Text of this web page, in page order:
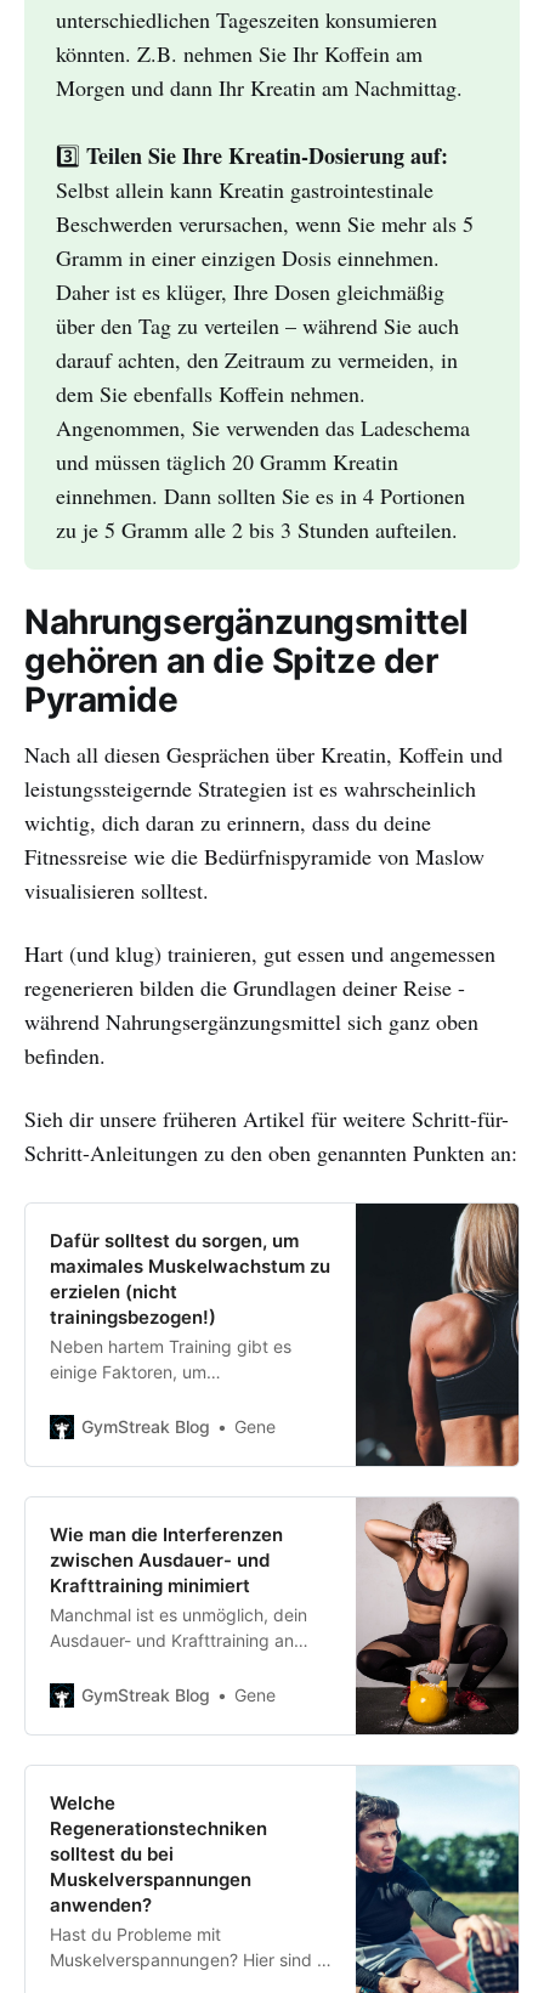
unterschiedlichen Tageszeiten konsumieren
könnten. Z.B. nehmen Sie Ihr Koffein am
Morgen und dann Ihr Kreatin am Nachmittag.
3️⃣ Teilen Sie Ihre Kreatin-Dosierung auf:
Selbst allein kann Kreatin gastrointestinale
Beschwerden verursachen, wenn Sie mehr als 5
Gramm in einer einzigen Dosis einnehmen.
Daher ist es klüger, Ihre Dosen gleichmäßig
über den Tag zu verteilen – während Sie auch
darauf achten, den Zeitraum zu vermeiden, in
dem Sie ebenfalls Koffein nehmen.
Angenommen, Sie verwenden das Ladeschema
und müssen täglich 20 Gramm Kreatin
einnehmen. Dann sollten Sie es in 4 Portionen
zu je 5 Gramm alle 2 bis 3 Stunden aufteilen.
Nahrungsergänzungsmittel
gehören an die Spitze der
Pyramide
Nach all diesen Gesprächen über Kreatin, Koffein und
leistungssteigernde Strategien ist es wahrscheinlich
wichtig, dich daran zu erinnern, dass du deine
Fitnessreise wie die Bedürfnispyramide von Maslow
visualisieren solltest.
Hart (und klug) trainieren, gut essen und angemessen
regenerieren bilden die Grundlagen deiner Reise -
während Nahrungsergänzungsmittel sich ganz oben
befinden.
Sieh dir unsere früheren Artikel für weitere Schritt-für-
Schritt-Anleitungen zu den oben genannten Punkten an:
Dafür solltest du sorgen, um
maximales Muskelwachstum zu
erzielen (nicht
trainingsbezogen!)
Neben hartem Training gibt es
einige Faktoren, um
wie möglich Muskelmasse zulegst.
GymStreak Blog Gene
Wie man die Interferenzen
zwischen Ausdauer- und
Krafttraining minimiert
Manchmal ist es unmöglich, dein
Ausdauer- und Krafttraining an
Hier erfährst du, wie du den
Gewinne minimieren kannst.
GymStreak Blog Gene
Welche
Regenerationstechniken
solltest du bei
Muskelverspannungen
anwenden?
Hast du Probleme mit
Muskelverspannungen? Hier sind 4